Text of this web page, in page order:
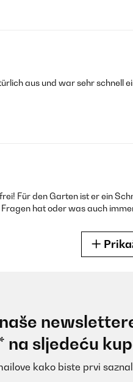
aus und war sehr schnell
Für den Garten ist er ein
hat oder was auch
und macht ein
na sljedeću
kako biste prvi